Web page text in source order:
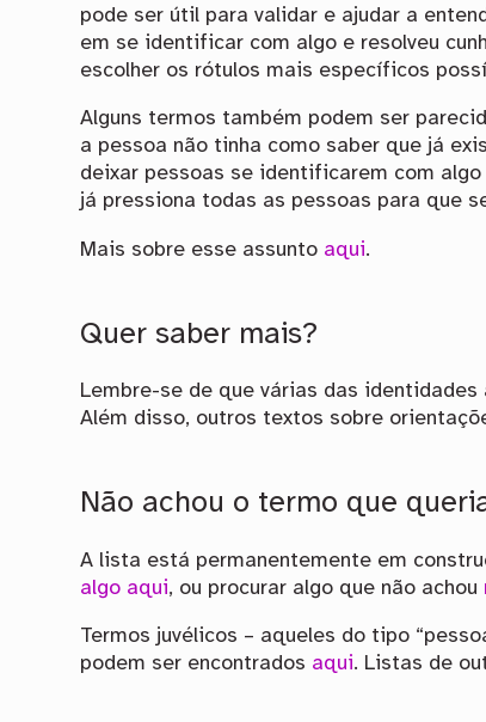
pode ser útil para validar e ajudar a
em se identificar com algo e resolveu
escolher os rótulos mais específicos
Alguns termos também podem ser
a pessoa não tinha como saber que já
deixar pessoas se identificarem com
já pressiona todas as pessoas para que
Mais sobre esse assunto aqui.
Quer saber mais?
Lembre-se de que várias das
Além disso, outros textos sobre
Não achou o termo que
A lista está permanentemente em
algo aqui, ou procurar algo que não achou
Termos juvélicos – aqueles do tipo
podem ser encontrados aqui. Listas de